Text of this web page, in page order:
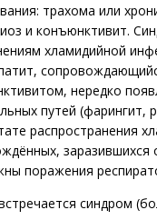
трахома или
и конъюнктивит.
хламидийной
нередко
путей (фарингит,
распространения
заразившихся
поражения
синдром